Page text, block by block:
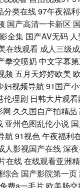
品人妻少妇 国产黄页 成
资源 黄色网页免费看 国
美一本道做爱 欧州A片
AV传媒在线观看 97在
福利网 美女网站黄 另类A
婷婷导航 97人人妻人人
美日韩七区 香蕉视屏 91
分类在线97午夜福
国产高清一卡新区
全集 国产AV无码
在线观看 成人三级
拳交喷奶 中文字幕
频 五月天婷婷欧美
妇视频导航91国产
伦理剧 日韩大片观
网 久久国自产拍精品
亚州色图乱伦小说
航91视色午夜福利
人影视国产在线深
在线在线观看亚洲
综合 国产影院第一页